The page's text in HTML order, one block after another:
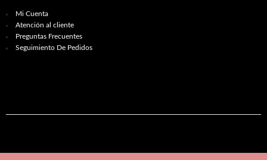
Mi Cuenta
Atención al cliente
Preguntas Frecuentes
Seguimiento De Pedidos